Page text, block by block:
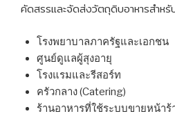
คัดสรรและจัดส่งวัตถุดิบอาหารสำห
โรงพยาบาลภาครัฐและเอกชน
ศูนย์ดูแลผู้สุงอายุ
โรงแรมและรีสอร์ท
ครัวกลาง (Catering)
ร้านอาหารที่ใช้ระบบขายหน้าร้า